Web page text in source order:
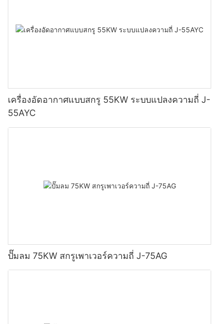
เครื่องอัดอากาศแบบสกรู 55KW ระบบแปลงความถี่ J-
55AYC
ปั๊มลม 75KW สกรูเพาเวอร์ความถี่ J-75AG